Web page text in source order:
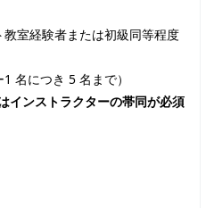
教室経験者または初級同等程度
名につき 5 名まで）
インストラクターの帯同が必須